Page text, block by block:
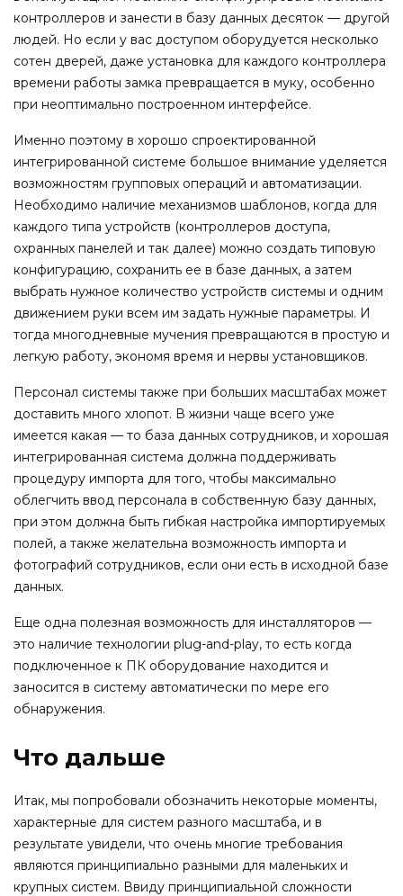
контроллеров и занести в базу данных десяток — другой
людей. Но если у вас доступом оборудуется несколько
сотен дверей, даже установка для каждого контроллера
времени работы замка превращается в муку, особенно
при неоптимально построенном интерфейсе.
Именно поэтому в хорошо спроектированной
интегрированной системе большое внимание уделяется
возможностям групповых операций и автоматизации.
Необходимо наличие механизмов шаблонов, когда для
каждого типа устройств (контроллеров доступа,
охранных панелей и так далее) можно создать типовую
конфигурацию, сохранить ее в базе данных, а затем
выбрать нужное количество устройств системы и одним
движением руки всем им задать нужные параметры. И
тогда многодневные мучения превращаются в простую и
легкую работу, экономя время и нервы установщиков.
Персонал системы также при больших масштабах может
доставить много хлопот. В жизни чаще всего уже
имеется какая — то база данных сотрудников, и хорошая
интегрированная система должна поддерживать
процедуру импорта для того, чтобы максимально
облегчить ввод персонала в собственную базу данных,
при этом должна быть гибкая настройка импортируемых
полей, а также желательна возможность импорта и
фотографий сотрудников, если они есть в исходной базе
данных.
Еще одна полезная возможность для инсталляторов —
это наличие технологии plug-and-play, то есть когда
подключенное к ПК оборудование находится и
заносится в систему автоматически по мере его
обнаружения.
Что дальше
Итак, мы попробовали обозначить некоторые моменты,
характерные для систем разного масштаба, и в
результате увидели, что очень многие требования
являются принципиально разными для маленьких и
крупных систем. Ввиду принципиальной сложности